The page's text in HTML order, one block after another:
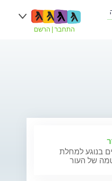
התחבר הרשם
בנוגע למחלת
של העור